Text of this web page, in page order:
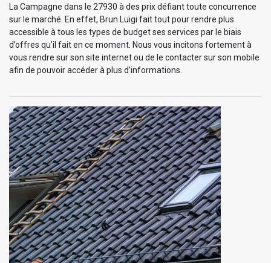
La Campagne dans le 27930 à des prix défiant toute concurrence
sur le marché. En effet, Brun Luigi fait tout pour rendre plus
accessible à tous les types de budget ses services par le biais
d’offres qu’il fait en ce moment. Nous vous incitons fortement à
vous rendre sur son site internet ou de le contacter sur son mobile
afin de pouvoir accéder à plus d’informations.